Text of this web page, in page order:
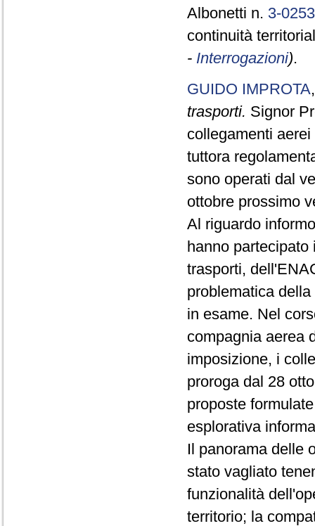
Albonetti n. 3-
continuità
- Interrogazioni).
GUIDO IMPROTA
trasporti. Signor
collegamenti
tuttora
sono operati dal
ottobre prossimo
Al riguardo
hanno
trasporti,
problematica
in esame. Nel
compagnia aerea
imposizione, i
proroga dal 28
proposte
esplorativa
Il panorama delle
stato vagliato
funzionalità
territorio; la